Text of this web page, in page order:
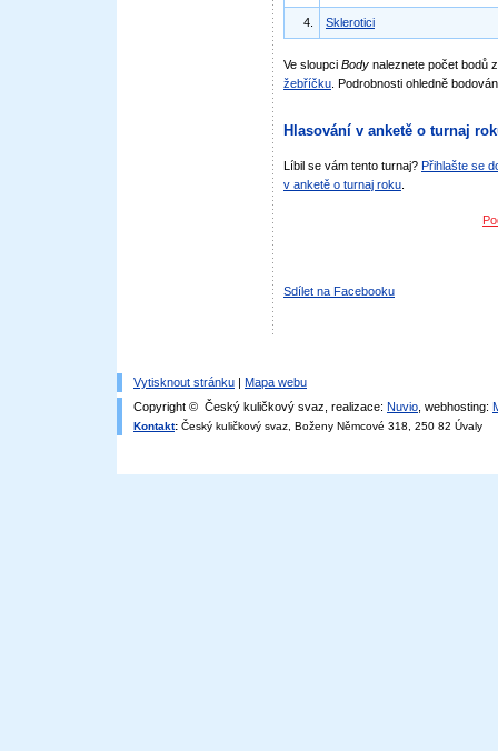
4. Sklerotici
Ve sloupci Body naleznete počet bodů
žebříčku . Podrobnosti ohledně
Hlasování v anketě o turnaj
Líbil se vám tento turnaj? Přihlašte se
v anketě o turnaj roku
Sdílet na Facebooku
Vytisknout stránku | Mapa webu
Copyright © Český kuličkový svaz, realizace: Nuvio , webhosting:
Kontakt: Český kuličkový svaz, Boženy Němcové 318, 250 82 Úvaly